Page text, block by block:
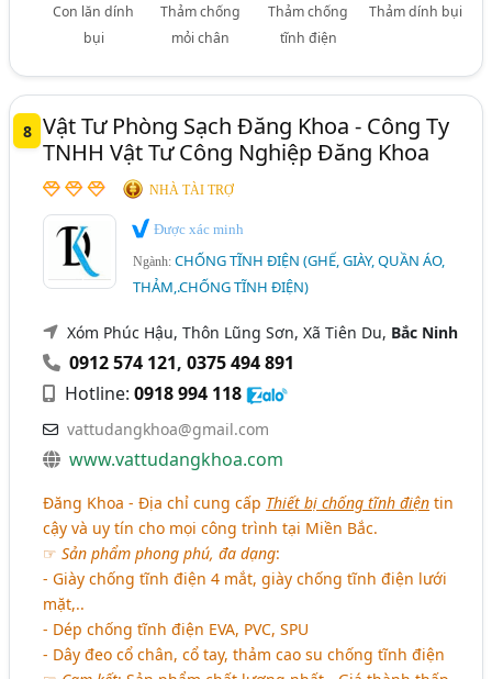
Con lăn dính
bụi
Thảm chống
mỏi chân
Thảm chống
tĩnh điện
Thảm dính bụi
8 Vật Tư Phòng Sạch Đăng Khoa - Công Ty
TNHH Vật Tư Công Nghiệp Đăng Khoa
NHÀ TÀI TRỢ
Được xác minh
Ngành:CHỐNG TĨNH ĐIỆN (GHẾ, GIÀY, QUẦN ÁO,
THẢM,.CHỐNG TĨNH ĐIỆN)
Xóm Phúc Hậu, Thôn Lũng Sơn, Xã Tiên Du, Bắc Ninh
0912 574 121,0375 494 891
Hotline:0918 994 118
vattudangkhoa@gmail.com
www.vattudangkhoa.com
Đăng Khoa - Địa chỉ cung cấp Thiết bị chống tĩnh điện tin
cậy và uy tín cho mọi công trình tại Miền Bắc.
☞Sản phẩm phong phú, đa dạng:
- Giày chống tĩnh điện 4 mắt, giày chống tĩnh điện lưới
mặt,..
- Dép chống tĩnh điện EVA, PVC, SPU
- Dây đeo cổ chân, cổ tay, thảm cao su chống tĩnh điện